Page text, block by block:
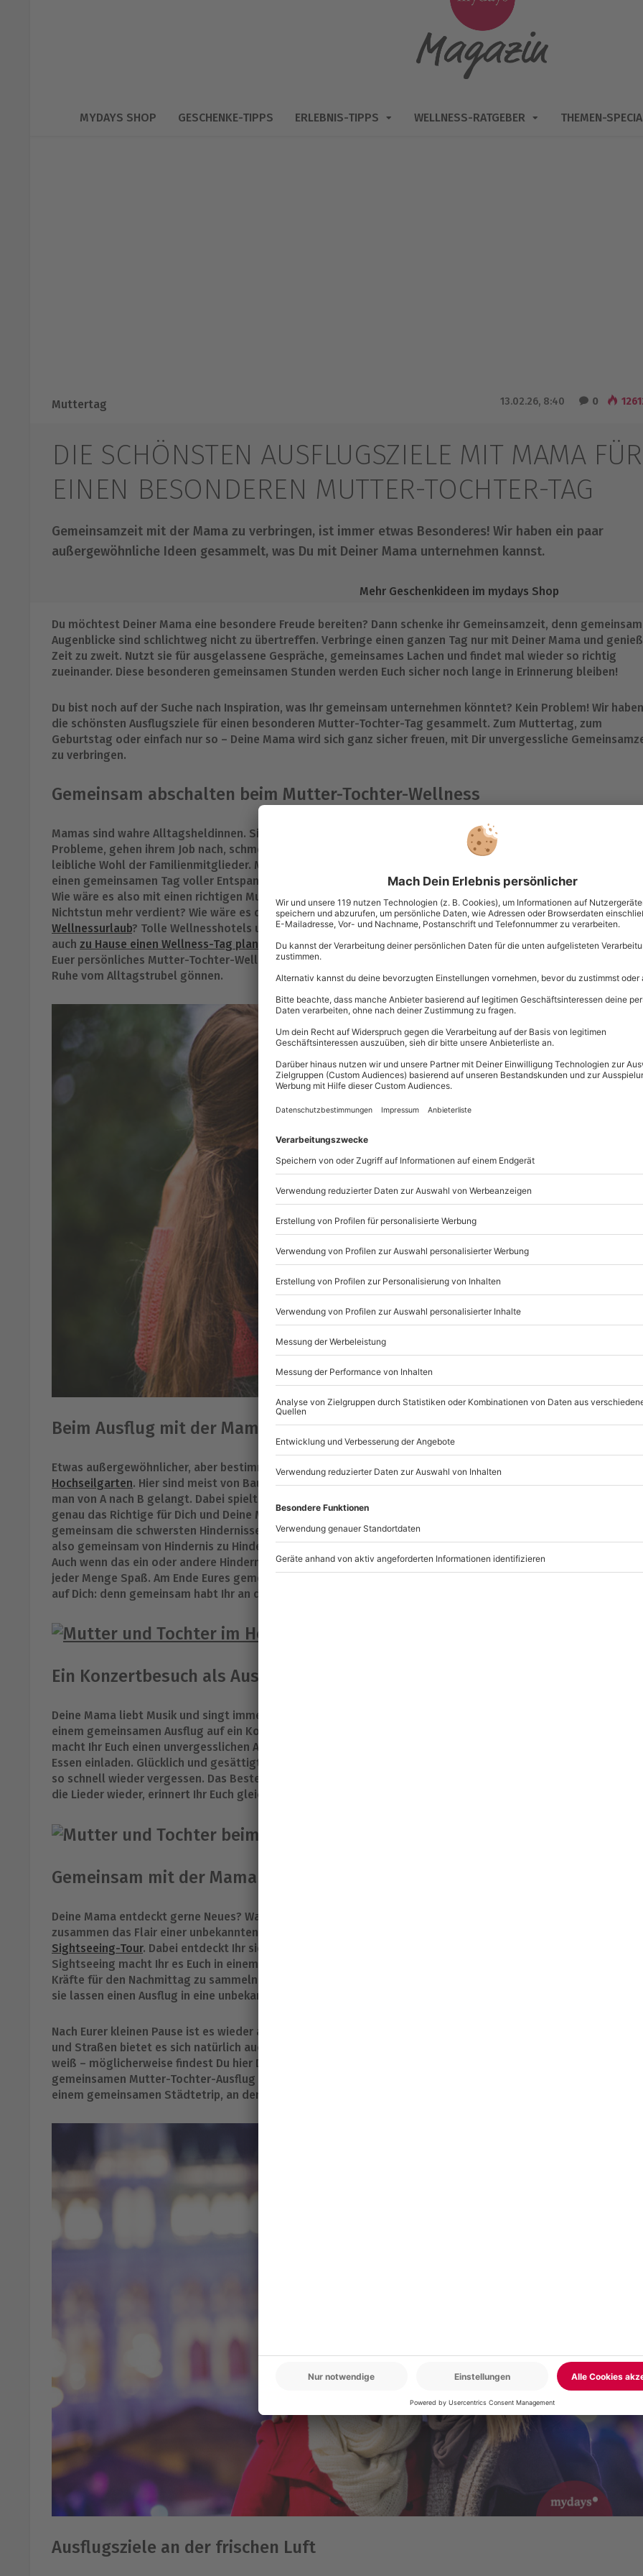
MYDAYS SHOP GESCHENKE-TIPPS ERLEBNIS-TIPPS WELLNESS-RATGEBER THEMEN-
Muttertag 13.02.26, 8:40 0
DIE SCHÖNSTEN AUSFLUGSZIELE MIT MAMA FÜR
EINEN BESONDEREN MUTTER-TOCHTER-TAG
Gemeinsamzeit mit der Mama zu verbringen, ist immer etwas Besonderes! Wir haben ein paar
außergewöhnliche Ideen gesammelt, was Du mit Deiner Mama unternehmen kannst.
Mehr Geschenkideen im mydays Shop
Du möchtest Deiner Mama eine besondere Freude bereiten? Dann schenke ihr Gemeinsamzeit, denn
Augenblicke sind schlichtweg nicht zu übertreffen. Verbringe einen ganzen Tag nur mit Deiner Mama und
Zeit zu zweit. Nutzt sie für ausgelassene Gespräche, gemeinsames Lachen und findet mal wieder so richtig
zueinander. Diese besonderen gemeinsamen Stunden werden Euch sicher noch lange in Erinnerung bleiben!
Du bist noch auf der Suche nach Inspiration, was Ihr gemeinsam unternehmen könntet? Kein Problem! Wir haben
die schönsten Ausflugsziele für einen besonderen Mutter-Tochter-Tag gesammelt. Zum Muttertag, zum
Geburtstag oder einfach nur so – Deine Mama wird sich ganz sicher freuen, mit Dir unvergessliche
zu verbringen.
Gemeinsam abschalten beim Mutter-Tochter-Wellness
Mamas sind wahre Alltagsheldinnen. Sie sind immer für ihre Kinder da, kümmern sich um deren kleine und
Probleme, gehen ihrem Job nach, schmeißen nebenbei noch den Haushalt und sorgen häufig auch noch für das
leibliche Wohl der Familienmitglieder. Mamas können einfach alles. Gerade deshalb freut sich Deine Mama über
einen gemeinsamen Tag voller Entspannung und Wellness.
Wie wäre es also mit einen richtigen Mutter-Tochter-Wellness-Tag? Denn wer, wenn nicht sie, hat sich einen Tag
Nichtstun mehr verdient? Wie wäre es da mit einer beruhigendenMassageoder einem gemeinsamen
Wellnessurlaub? Tolle Wellnesshotels und Spas sind daher super Ausflugsziele für Mama und Dich. Ihr könnt
auch zu Hause einen Wellness-Tag planen
und hier so richtig entspannen. Ganz egal, gemeinsam könnt Ihr dann
Euer persönliches Mutter-Tochter-Wellness genießen, die Seele baumeln lassen und Euch gemeinsam etwas
Ruhe vom Alltagstrubel gönnen.
Beim Ausflug mit der Mama die Baumwipfel erklimmen
Etwas außergewöhnlicher, aber bestimmt ein tolles gemeinsames Erlebnis: ein Ausflug in den
Hochseilgarten. Hier sind meist von Baum zu Baum Stahlseile gespannt und Hindernisse aufgehängt, über die
man von A nach B gelangt. Dabei spielt vor allem Vertrauen und gegenseitige Bindung eine wichtige Rolle –
genau das Richtige für Dich und Deine Mama. Ihr helft Euch gegenseitig, sichert Euch ab und überwindet so
gemeinsam die schwersten Hindernisse. Es gibt außerdem unterschiedliche Schwierigkeitsgrade –Steigert Euch
also gemeinsam von Hindernis zu Hindernis und wagt Euch immer weiter hoch zu den höchsten Baumwipfeln.
Auch wenn das ein oder andere Hindernis mal etwas schwieriger ist, im Fokus steht Euer gemeinsamer Tag mit
jeder Menge Spaß. Am Ende Eures gemeinsamen Tages bist Du sicherlich genauso stolz auf Deine Mama, wie sie
auf Dich: denn gemeinsam habt Ihr an diesem Tag alles geschafft.
Ein Konzertbesuch als Ausflugsziel mit der Mama
Deine Mama liebt Musik und singt immerzu beim Autofahren alle Lieder aus dem Radio mit? Wie wäre es dann
einem gemeinsamen Ausflug auf ein Konzert oder ins Musical? Du bist natürlich ihre Begleitung und zusammen
macht Ihr Euch einen unvergesslichen Abend. Davor kannst Du Deine Mama noch in einen schönes Restaurant
Essen einladen. Glücklich und gesättigt genießt Ihr danach die Vorstellung. Diesen Ausflug wird Deine Mama
so schnell wieder vergessen. Das Beste an diesem gemeinsamen Ausflug: hört Ihr nach dem Konzert oder
die Lieder wieder, erinnert Ihr Euch gleich wieder an diesen wunderschönen gemeinsamen Abend.
Gemeinsam mit der Mama eine neue Stadt erkunden
Deine Mama entdeckt gerne Neues? Warum unternehmt Ihr nicht zusammen einen
zusammen das Flair einer unbekannten City und besucht gemeinsam die schönsten Sehenswürdigkeiten bei
Sightseeing-Tour. Dabei entdeckt Ihr sicherlich allerlei Interessantes, Skurriles und Schönes. Nach dem
Sightseeing macht Ihr es Euch in einem besonderen Café gemütlich und legt eine kleine Pause ein, um neue
Kräfte für den Nachmittag zu sammeln. Probiert dabei unbedingt auch die lokalen Speisen und Getränke, denn
sie lassen einen Ausflug in eine unbekannte Stadt so richtig besonders werden.
Nach Eurer kleinen Pause ist es wieder an der Zeit, die Stadt zu entdecken. Bei einem Bummel durch die
und Straßen bietet es sich natürlich auch an, kleine Boutiquen und einzigartige Läden zu erkunden. Und wer
weiß – möglicherweise findest Du hier Dein neues absolutes Lieblingskleidungsstück, das Du immer mit dem
gemeinsamen Mutter-Tochter-Ausflug verbinden wirst. Also auf was wartest Du? Überrasche Deine Mama mit
einem gemeinsamen Städtetrip, an den Ihr Euch lange erinnern werdet.
Ausflugsziele an der frischen Luft